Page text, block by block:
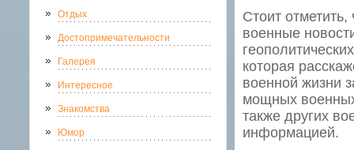
Отдых
Достопримечательности
Галерея
Интересное
Знакомства
Юмор
Стоит
военные
которая
военной жизни
мощных
также других
информацией.